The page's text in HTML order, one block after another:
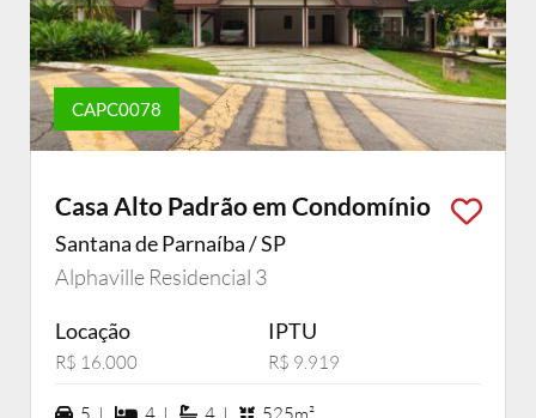
CAPC0078
Casa Alto Padrão em Condomínio
Santana de Parnaíba / SP
Alphaville Residencial 3
Locação
R$ 16.000
IPTU
R$ 9.919
5 vagas na garagem
4 dormiórios4 suítes